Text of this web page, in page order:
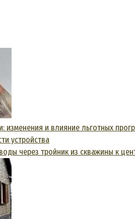
изменения и влияние льготных
устройства
через тройник из скважины к